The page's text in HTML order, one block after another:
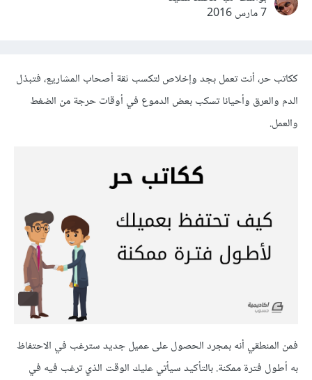
7 مارس 2016
ككاتب حر، أنت تعمل بجد وإخلاص لتكسب ثقة أصحاب المشاريع، فتبذل
الدم والعرق وأحيانا تسكب بعض الدموع في أوقات حرجة من الضغط
والعمل.
فمن المنطقي أنه بمجرد الحصول على عميل جديد سترغب في الاحتفاظ
به أطول فترة ممكنة. بالتأكيد سيأتي عليك الوقت الذي ترغب فيه في